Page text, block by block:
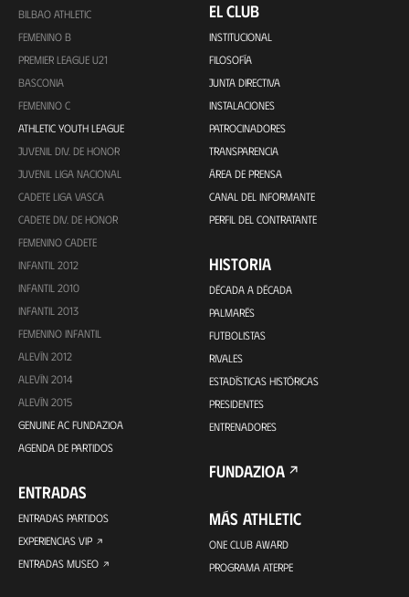
BILBAO ATHLETIC
FEMENINO B
PREMIER LEAGUE U21
BASCONIA
FEMENINO C
ATHLETIC YOUTH LEAGUE
JUVENIL DIV. DE HONOR
JUVENIL LIGA NACIONAL
CADETE LIGA VASCA
CADETE DIV. DE HONOR
FEMENINO CADETE
INFANTIL 2012
INFANTIL 2010
INFANTIL 2013
FEMENINO INFANTIL
ALEVÍN 2012
ALEVÍN 2014
ALEVÍN 2015
GENUINE AC FUNDAZIOA
AGENDA DE PARTIDOS
ENTRADAS
ENTRADAS PARTIDOS
EXPERIENCIAS VIP
ENTRADAS MUSEO
EL CLUB
INSTITUCIONAL
FILOSOFÍA
JUNTA DIRECTIVA
INSTALACIONES
PATROCINADORES
TRANSPARENCIA
ÁREA DE PRENSA
CANAL DEL INFORMANTE
PERFIL DEL CONTRATANTE
HISTORIA
DÉCADA A DÉCADA
PALMARÉS
FUTBOLISTAS
RIVALES
ESTADÍSTICAS HISTÓRICAS
PRESIDENTES
ENTRENADORES
FUNDAZIOA
MÁS ATHLETIC
ONE CLUB AWARD
PROGRAMA ATERPE